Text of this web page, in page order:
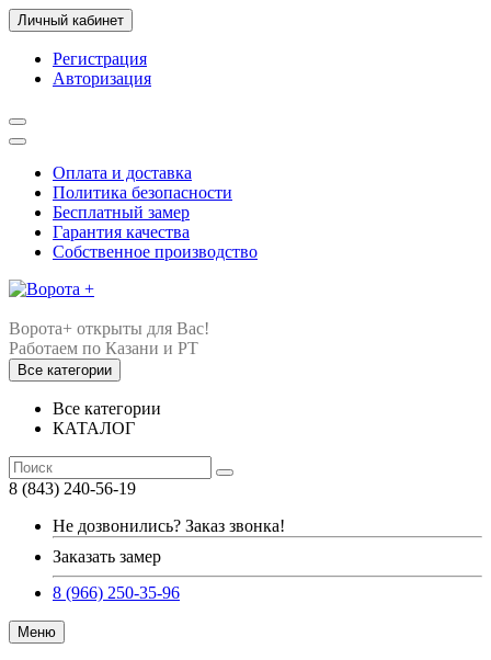
Личный кабинет
Регистрация
Авторизация
Оплата и доставка
Политика безопасности
Бесплатный замер
Гарантия качества
Собственное производство
Ворота+ открыты для Вас!
Все категории
Все категории
КАТАЛОГ
8 (843) 240-56-19
Не дозвонились? Заказ звонка!
Заказать замер
8 (966) 250-35-96
Меню